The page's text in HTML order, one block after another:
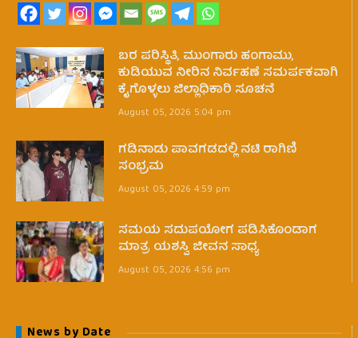
ಬರ ಪರಿಸ್ಥಿತಿ, ಮುಂಗಾರು ಹಂಗಾಮು,
ಕುಡಿಯುವ ನೀರಿನ ನಿರ್ವಹಣೆ ಸಮರ್ಪಕವಾಗಿ
ಕೈಗೊಳ್ಳಲು ಜಿಲ್ಲಾಧಿಕಾರಿ ಸೂಚನೆ
August 05, 2026 5:04 pm
ಗಡಿನಾಡು ಪಾವಗಡದಲ್ಲಿ ನಟಿ ರಾಗಿಣಿ
ಸಂಭ್ರಮ
August 05, 2026 4:59 pm
ಸಮಯ ಸದುಪಯೋಗ ಪಡಿಸಿಕೊಂಡಾಗ
ಮಾತ್ರ ಯಶಸ್ವಿ ಜೀವನ ಸಾಧ್ಯ
August 05, 2026 4:56 pm
News by Date